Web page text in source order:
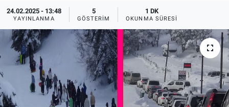
24.02.2025 - 13:48
YAYINLANMA
5
GÖSTERIM
1 DK
OKUNMA SÜRESI